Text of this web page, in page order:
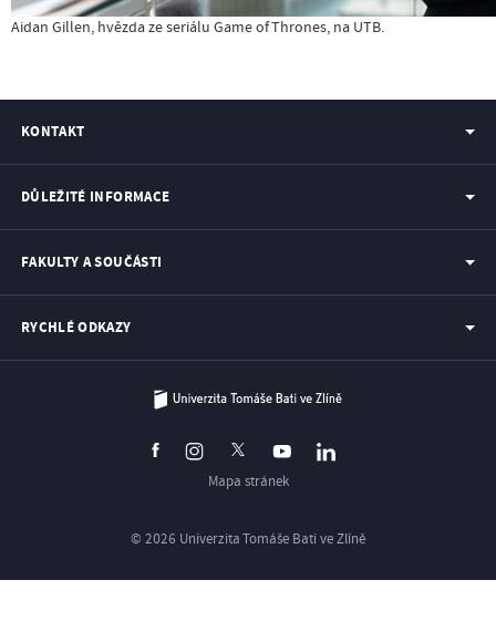
Aidan Gillen, hvězda ze seriálu Game of Thrones, na UTB.
KONTAKT
DŮLEŽITÉ INFORMACE
FAKULTY A SOUČÁSTI
RYCHLÉ ODKAZY
© 2026 Univerzita Tomáše Bati ve Zlíně
Mapa stránek